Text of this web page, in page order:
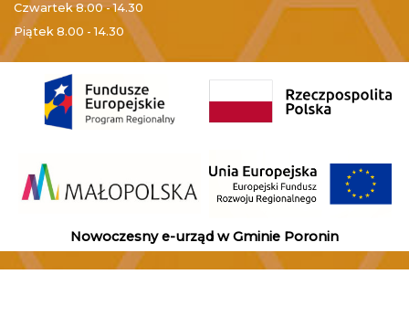
Czwartek8.00 - 14.30
Piątek 8.00 - 14.30
Nowoczesny e-urząd w Gminie Poronin